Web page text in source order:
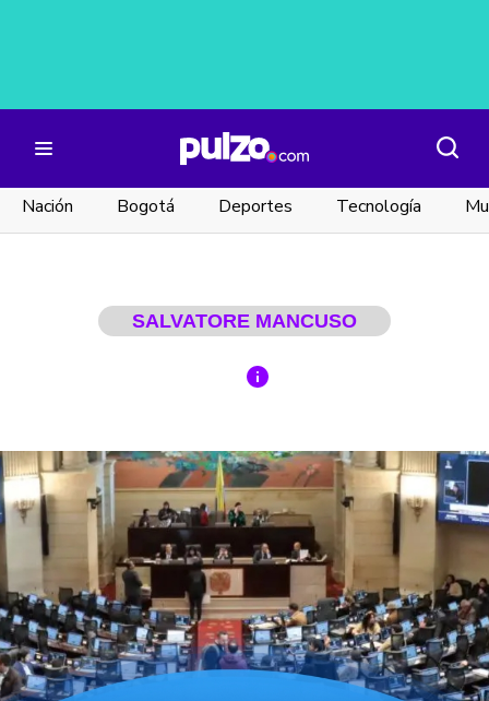
Nación Bogotá Deportes Tecnología
SALVATORE MANCUSO